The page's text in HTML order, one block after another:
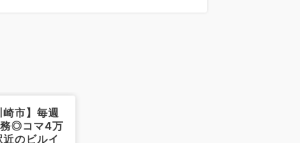
崎市】毎週
◎コマ4万
のビルイ